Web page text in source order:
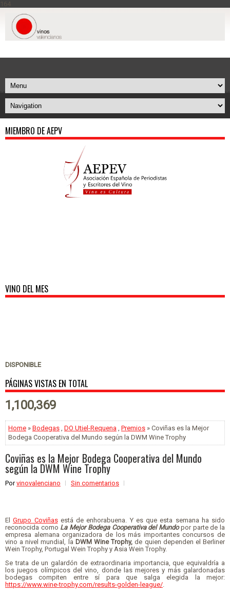
164
MIEMBRO DE AEPV
VINO DEL MES
DISPONIBLE
PÁGINAS VISTAS EN TOTAL
1,100,369
Home » Bodegas DO Utiel-Requena Premios » Coviñas es la Mejor
Bodega Cooperativa del Mundo según la DWM Wine Trophy
Coviñas es la Mejor Bodega Cooperativa del Mundo
según la DWM Wine Trophy
Porvinovalenciano Sin comentarios
ElGrupo Coviñasestá de enhorabuena. Y es que esta semana ha sido
reconocida como La Mejor Bodega Cooperativa del Mundopor parte de la
empresa alemana organizadora de los más importantes concursos de
vino a nivel mundial, la DWM Wine Trophy, de quien dependen el Berliner
Wein Trophy, Portugal Wein Trophy y Asia Wein Trophy.
Se trata de un galardón de extraordinaria importancia, que equivaldría a
los juegos olímpicos del vino, donde las mejores y más galardonadas
bodegas compiten entre sí para que salga elegida la mejor:
https://www.wine-trophy.com/results-golden-league/